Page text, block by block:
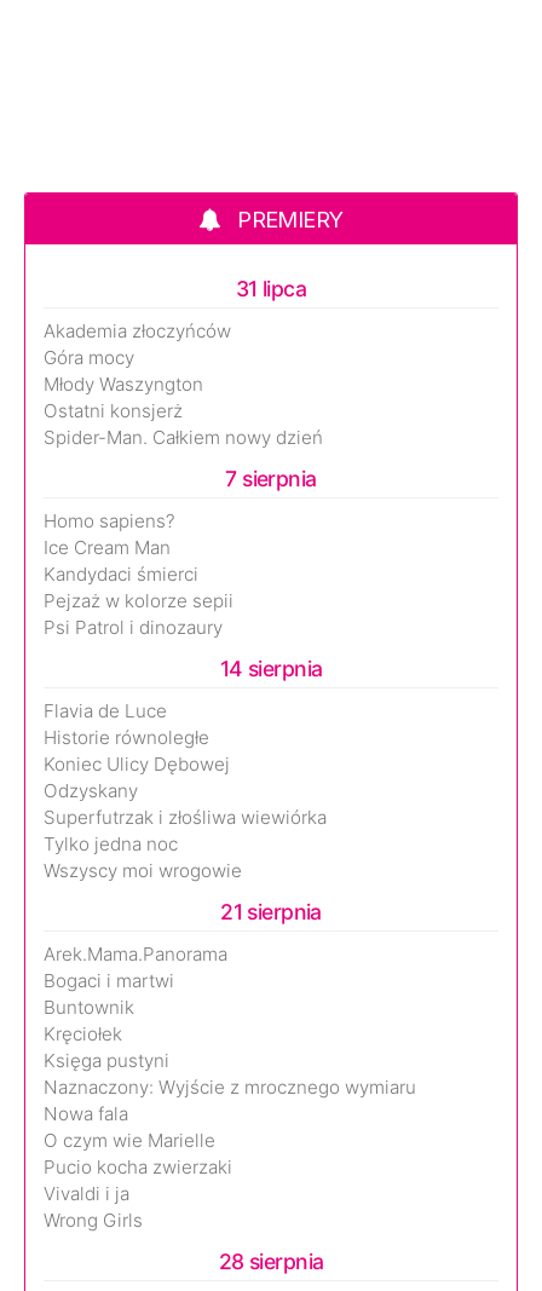
PREMIERY
31 lipca
Akademia złoczyńców
Góra mocy
Młody Waszyngton
Ostatni konsjerż
Spider-Man. Całkiem nowy dzień
7 sierpnia
Homo sapiens?
Ice Cream Man
Kandydaci śmierci
Pejzaż w kolorze sepii
Psi Patrol i dinozaury
14 sierpnia
Flavia de Luce
Historie równoległe
Koniec Ulicy Dębowej
Odzyskany
Superfutrzak i złośliwa wiewiórka
Tylko jedna noc
Wszyscy moi wrogowie
21 sierpnia
Arek.Mama.Panorama
Bogaci i martwi
Buntownik
Kręciołek
Księga pustyni
Naznaczony: Wyjście z mrocznego wymiaru
Nowa fala
O czym wie Marielle
Pucio kocha zwierzaki
Vivaldi i ja
Wrong Girls
28 sierpnia